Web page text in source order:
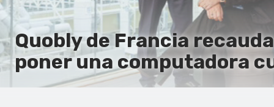
Quobly de Francia
poner una computadora